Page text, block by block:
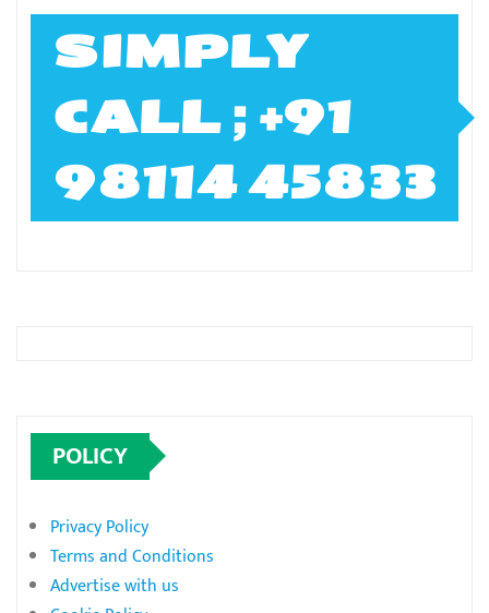
SIMPLY
CALL ; +91
98114 45833
POLICY
Privacy Policy
Terms and Conditions
Advertise with us